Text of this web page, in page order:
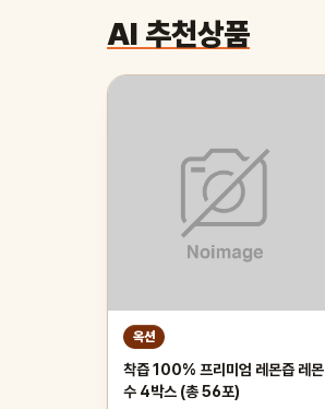
AI 추천상품
옥션
착즙 100% 프리미엄 레몬즙 레몬
수 4박스 (총 56포)